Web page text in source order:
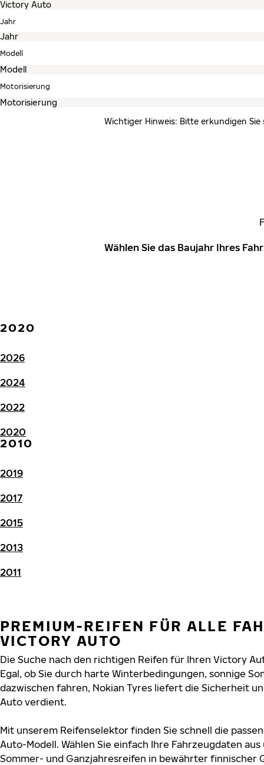
Jahr
Modell
Motorisierung
Wichtiger Hinweis: Bitte erkundigen
Wählen Sie das Baujahr Ihres
2020
2026
2024
2022
2020
2010
2019
2017
2015
2013
2011
PREMIUM-REIFEN FÜR ALLE
VICTORY AUTO
Die Suche nach den richtigen Reifen für Ihren Victory
Egal, ob Sie durch harte Winterbedingungen, sonnige
dazwischen fahren, Nokian Tyres liefert die Sicherheit
Auto verdient.
Mit unserem Reifenselektor finden Sie schnell die
Auto-Modell. Wählen Sie einfach Ihre Fahrzeugdaten
Sommer- und Ganzjahresreifen in bewährter finnischer